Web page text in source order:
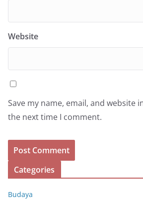
Website
Save my name, email, and website
the next time I comment.
Categories
Budaya